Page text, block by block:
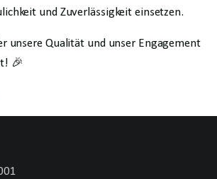
und Zuverlässigkeit einsetzen.
unsere Qualität und unser Engagement
🎉